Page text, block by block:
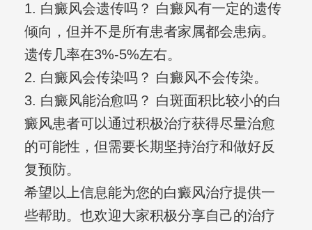
1. 白癜风会遗传吗？ 白癜风有一定的遗传
倾向，但并不是所有患者家属都会患病。
遗传几率在3%-5%左右。
2. 白癜风会传染吗？ 白癜风不会传染。
3. 白癜风能治愈吗？ 白斑面积比较小的白
癜风患者可以通过积极治疗获得尽量治愈
的可能性，但需要长期坚持治疗和做好反
复预防。
希望以上信息能为您的白癜风治疗提供一
些帮助。也欢迎大家积极分享自己的治疗